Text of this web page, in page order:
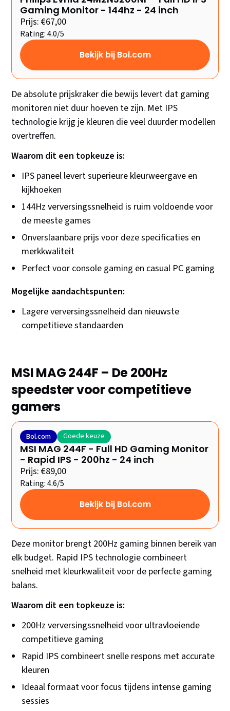
Gaming Monitor - 144hz - 24 inch
Prijs: €67,00
Rating: 4.0/5
Bekijk bij Bol.com
De absolute prijskraker die bewijs levert dat gaming
monitoren niet duur hoeven te zijn. Met IPS
technologie krijg je kleuren die veel duurder modellen
overtreffen.
Waarom dit een topkeuze is:
IPS paneel levert superieure kleurweergave en
kijkhoeken
144Hz verversingssnelheid is ruim voldoende voor
de meeste games
Onverslaanbare prijs voor deze specificaties en
merkkwaliteit
Perfect voor console gaming en casual PC gaming
Mogelijke aandachtspunten:
Lagere verversingssnelheid dan nieuwste
competitieve standaarden
MSI MAG 244F – De 200Hz
speedster voor competitieve
gamers
Bol.com Goede keuze
MSI MAG 244F - Full HD Gaming Monitor
- Rapid IPS - 200hz - 24 inch
Prijs: €89,00
Rating: 4.6/5
Bekijk bij Bol.com
Deze monitor brengt 200Hz gaming binnen bereik van
elk budget. Rapid IPS technologie combineert
snelheid met kleurkwaliteit voor de perfecte gaming
balans.
Waarom dit een topkeuze is:
200Hz verversingssnelheid voor ultravloeiende
competitieve gaming
Rapid IPS combineert snelle respons met accurate
kleuren
Ideaal formaat voor focus tijdens intense gaming
sessies